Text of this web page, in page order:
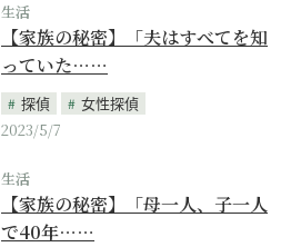
生活
【家族の秘密】「夫はすべてを知
っていた……
探偵
女性探偵
2023/5/7
生活
【家族の秘密】「母一人、子一人
で40年……